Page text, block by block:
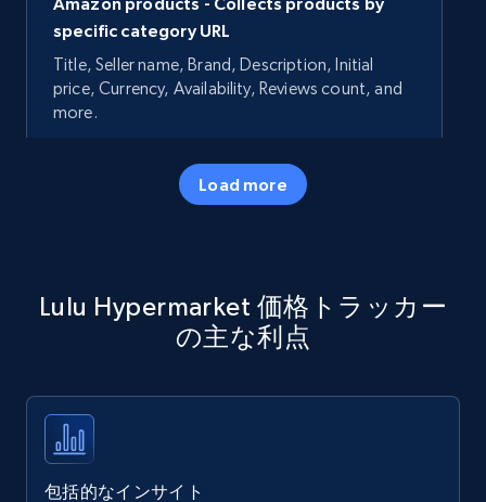
specific category URL
Title, Seller name, Brand, Description, Initial
price, Currency, Availability, Reviews count, and
more.
5.7K+ 今すぐ始める
specific keywords
Title, Seller name, Brand, Description, Initial
35.3K+
Load more
Lulu Hypermarket 価格トラッカー
の主な利点
包括的なインサイト